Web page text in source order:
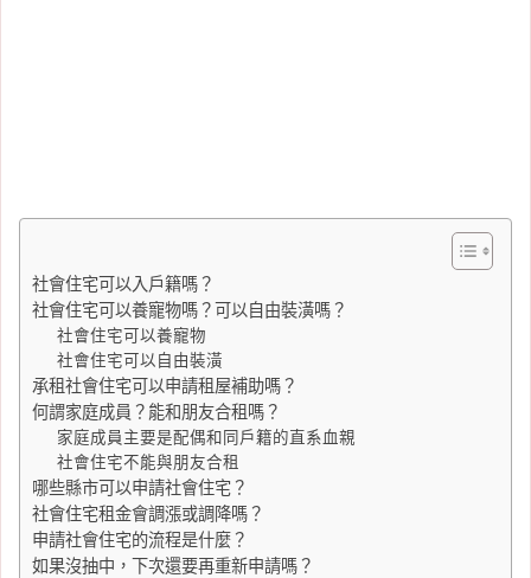
社會住宅可以入戶籍嗎？
社會住宅可以養寵物嗎？可以自由裝潢嗎？
社會住宅可以養寵物
社會住宅可以自由裝潢
承租社會住宅可以申請租屋補助嗎？
何謂家庭成員？能和朋友合租嗎？
家庭成員主要是配偶和同戶籍的直系血親
社會住宅不能與朋友合租
哪些縣市可以申請社會住宅？
社會住宅租金會調漲或調降嗎？
申請社會住宅的流程是什麼？
如果沒抽中，下次還要再重新申請嗎？